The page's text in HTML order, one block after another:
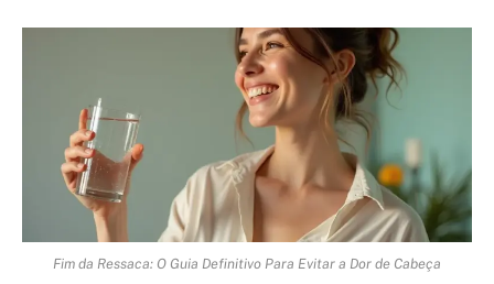
Fim da Ressaca: O Guia Definitivo Para Evitar a Dor de Cabeça